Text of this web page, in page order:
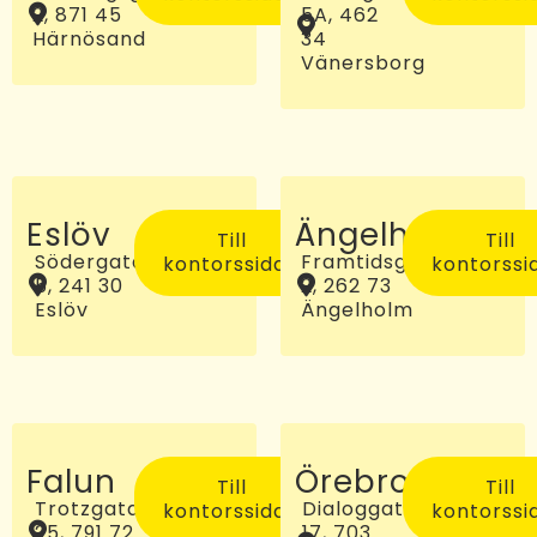
2, 871 45
Härnösand
5A, 462
34
Vänersborg
Eslöv
Södergatan
5, 241 30
Eslöv
Till
kontorssidan
Ängelholm
Framtidsgatan
2, 262 73
Ängelholm
Till
Falun
Trotzgatan
Till
kontorssidan
Örebro
Dialoggatan
Till